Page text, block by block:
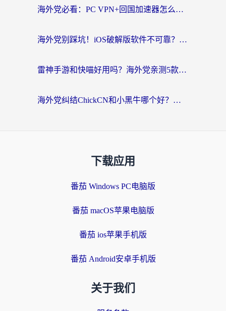
海外党必看：PC VPN+回国加速器怎么选？无缝访问国内资源全攻略
海外党别踩坑！iOS破解版软件不可靠？教你选对回国加速器无缝看国内资源
雷神手游和快喵好用吗？海外党亲测5款回国加速器，附斧牛Bling对比+微信视频号解决办法
海外党纠结ChickCN和小黑牛哪个好？一篇帮你选对回国加速器的实用指南
下载应用
番茄 Windows PC电脑版
番茄 macOS苹果电脑版
番茄 ios苹果手机版
番茄 Android安卓手机版
关于我们